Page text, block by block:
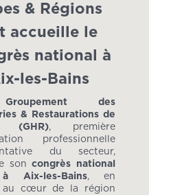
& Régions
accueille le
national à
les-Bains
Groupement des
& Restaurations de
(GHR), première
professionnelle
du secteur,
soncongrès national
Aix-les-Bains, en
au cœur de la région